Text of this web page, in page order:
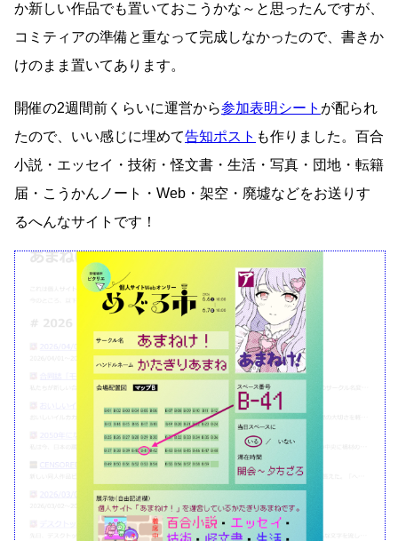
か新しい作品でも置いておこうかな～と思ったんですが、
コミティアの準備と重なって完成しなかったので、書きか
けのまま置いてあります。
開催の2週間前くらいに運営から参加表明シート が配られ
たので、いい感じに埋めて告知ポスト も作りました。百合
小説・エッセイ・技術・怪文書・生活・写真・団地・転籍
届・こうかんノート・Web・架空・廃墟などをお送りす
るへんなサイトです！